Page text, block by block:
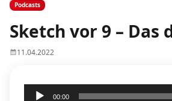
Podcasts
Sketch vor 9 – Das
11.04.2022
Audio-
00:00